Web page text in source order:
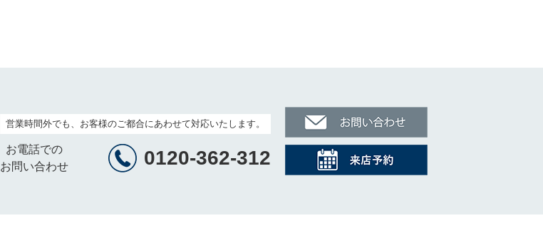
営業時間外でも、お客様のご都合にあわせて対応いたします。
お電話での
お問い合わせ
0120-362-312